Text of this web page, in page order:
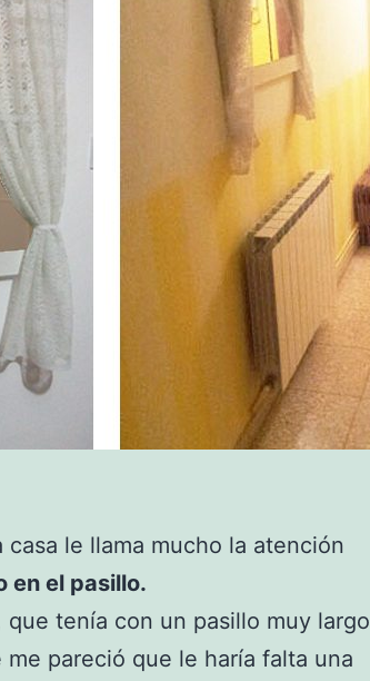
le llama mucho la atención
en el pasillo.
tenía con un pasillo muy largo
pareció que le haría falta una